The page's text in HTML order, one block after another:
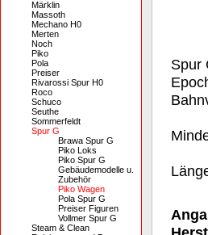
Märklin
Massoth
Mechano H0
Merten
Noch
Piko
Pola
Preiser
Rivarossi Spur H0
Roco
Schuco
Seuthe
Sommerfeldt
Spur G
Brawa Spur G
Piko Loks
Piko Spur G
Gebäudemodelle u.
Zubehör
Piko Wagen
Pola Spur G
Preiser Figuren
Vollmer Spur G
Steam & Clean
Spur